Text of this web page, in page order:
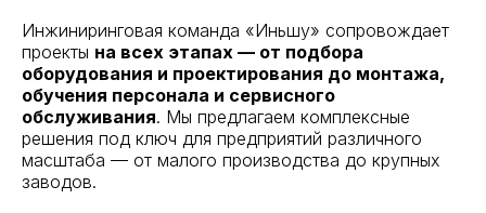
Инжиниринговая команда «Иньшу» сопровождает
проекты на всех этапах — от подбора
оборудования и проектирования до монтажа,
обучения персонала и сервисного
обслуживания. Мы предлагаем комплексные
решения под ключ для предприятий различного
масштаба — от малого производства до крупных
заводов.